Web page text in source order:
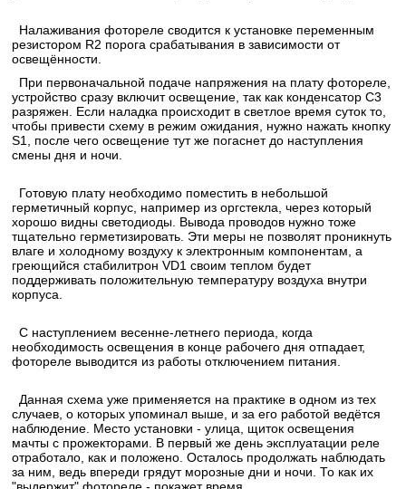
Налаживания фотореле сводится к установке переменным
резистором R2 порога срабатывания в зависимости от
освещённости.
При первоначальной подаче напряжения на плату фотореле,
устройство сразу включит освещение, так как конденсатор С3
разряжен. Если наладка происходит в светлое время суток то,
чтобы привести схему в режим ожидания, нужно нажать кнопку
S1, после чего освещение тут же погаснет до наступления
смены дня и ночи.
Готовую плату необходимо поместить в небольшой
герметичный корпус, например из оргстекла, через который
хорошо видны светодиоды. Вывода проводов нужно тоже
тщательно герметизировать. Эти меры не позволят проникнуть
влаге и холодному воздуху к электронным компонентам, а
греющийся стабилитрон VD1 своим теплом будет
поддерживать положительную температуру воздуха внутри
корпуса.
С наступлением весенне-летнего периода, когда
необходимость освещения в конце рабочего дня отпадает,
фотореле выводится из работы отключением питания.
Данная схема уже применяется на практике в одном из тех
случаев, о которых упоминал выше, и за его работой ведётся
наблюдение. Место установки - улица, щиток освещения
мачты с прожекторами. В первый же день эксплуатации реле
отработало, как и положено. Осталось продолжать наблюдать
за ним, ведь впереди грядут морозные дни и ночи. То как их
"выдержит" фотореле - покажет время.